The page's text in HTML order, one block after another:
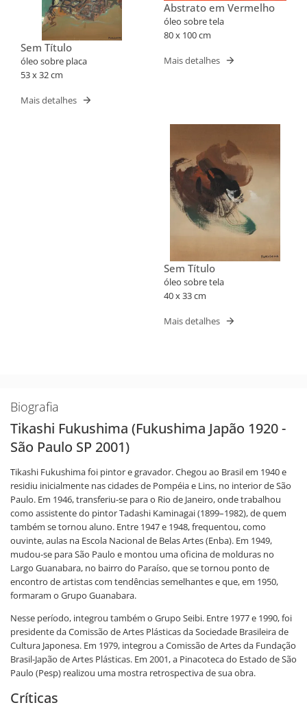
Sem Título
óleo sobre placa
53 x 32 cm
Mais detalhes
Abstrato em Vermelho
óleo sobre tela
80 x 100 cm
Mais detalhes
Sem Título
óleo sobre tela
40 x 33 cm
Mais detalhes
Biografia
Tikashi Fukushima (Fukushima Japão 1920 -
São Paulo SP 2001)
Tikashi Fukushima foi pintor e gravador. Chegou ao Brasil em 1940 e
residiu inicialmente nas cidades de Pompéia e Lins, no interior de São
Paulo. Em 1946, transferiu-se para o Rio de Janeiro, onde trabalhou
como assistente do pintor Tadashi Kaminagai (1899–1982), de quem
também se tornou aluno. Entre 1947 e 1948, frequentou, como
ouvinte, aulas na Escola Nacional de Belas Artes (Enba). Em 1949,
mudou-se para São Paulo e montou uma oficina de molduras no
Largo Guanabara, no bairro do Paraíso, que se tornou ponto de
encontro de artistas com tendências semelhantes e que, em 1950,
formaram o Grupo Guanabara.
Nesse período, integrou também o Grupo Seibi. Entre 1977 e 1990, foi
presidente da Comissão de Artes Plásticas da Sociedade Brasileira de
Cultura Japonesa. Em 1979, integrou a Comissão de Artes da Fundação
Brasil-Japão de Artes Plásticas. Em 2001, a Pinacoteca do Estado de São
Paulo (Pesp) realizou uma mostra retrospectiva de sua obra.
Críticas